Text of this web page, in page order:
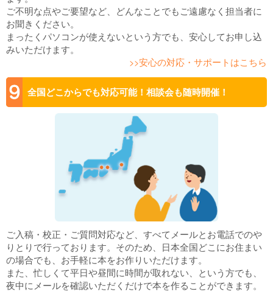
ご不明な点やご要望など、どんなことでもご遠慮なく担当者に
お聞きください。
まったくパソコンが使えないという方でも、安心してお申し込
みいただけます。
>>安心の対応・サポートはこちら
全国どこからでも対応可能！相談会も随時開催！
ご入稿・校正・ご質問対応など、すべてメールとお電話でのや
りとりで行っております。そのため、日本全国どこにお住まい
の場合でも、お手軽に本をお作りいただけます。
また、忙しくて平日や昼間に時間が取れない、という方でも、
夜中にメールを確認いただくだけで本を作ることができます。